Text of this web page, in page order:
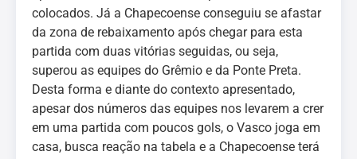
colocados. Já a Chapecoense conseguiu se afastar
da zona de rebaixamento após chegar para esta
partida com duas vitórias seguidas, ou seja,
superou as equipes do Grêmio e da Ponte Preta.
Desta forma e diante do contexto apresentado,
apesar dos números das equipes nos levarem a crer
em uma partida com poucos gols, o Vasco joga em
casa, busca reação na tabela e a Chapecoense terá